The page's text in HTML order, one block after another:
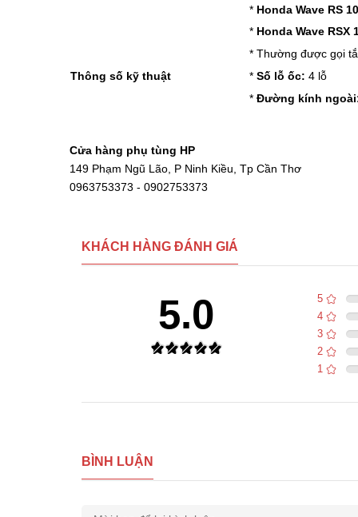
* Honda Wave RS
* Honda Wave RSX
* Thường được gọi
Thông số kỹ thuật
* Số lỗ ốc: 4 lỗ
* Đường kính
Cửa hàng phụ tùng HP
149 Phạm Ngũ Lão, P Ninh Kiều, Tp Cần Thơ
0963753373 - 0902753373
KHÁCH HÀNG ĐÁNH GIÁ
5.0
5
4
3
2
1
BÌNH LUẬN